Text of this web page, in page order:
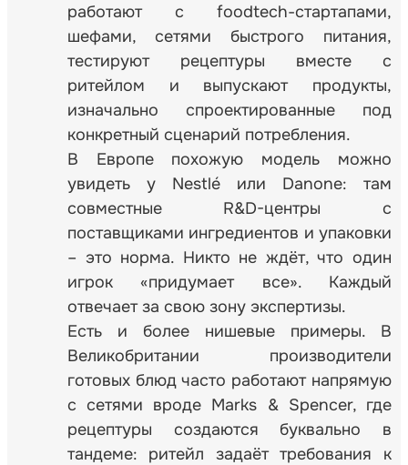
работают с foodtech-стартапами,
шефами, сетями быстрого питания,
тестируют рецептуры вместе с
ритейлом и выпускают продукты,
изначально спроектированные под
конкретный сценарий потребления.
В Европе похожую модель можно
увидеть у Nestlé или Danone: там
совместные R&D-центры с
поставщиками ингредиентов и упаковки
– это норма. Никто не ждёт, что один
игрок «придумает все». Каждый
отвечает за свою зону экспертизы.
Есть и более нишевые примеры. В
Великобритании производители
готовых блюд часто работают напрямую
с сетями вроде Marks & Spencer, где
рецептуры создаются буквально в
тандеме: ритейл задаёт требования к